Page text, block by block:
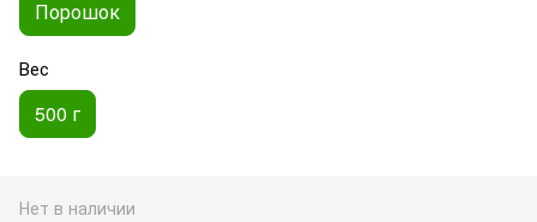
Порошок
Вес
500 г
Нет в наличии